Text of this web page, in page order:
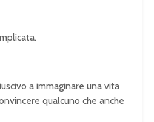
a immaginare una vita
qualcuno che anche